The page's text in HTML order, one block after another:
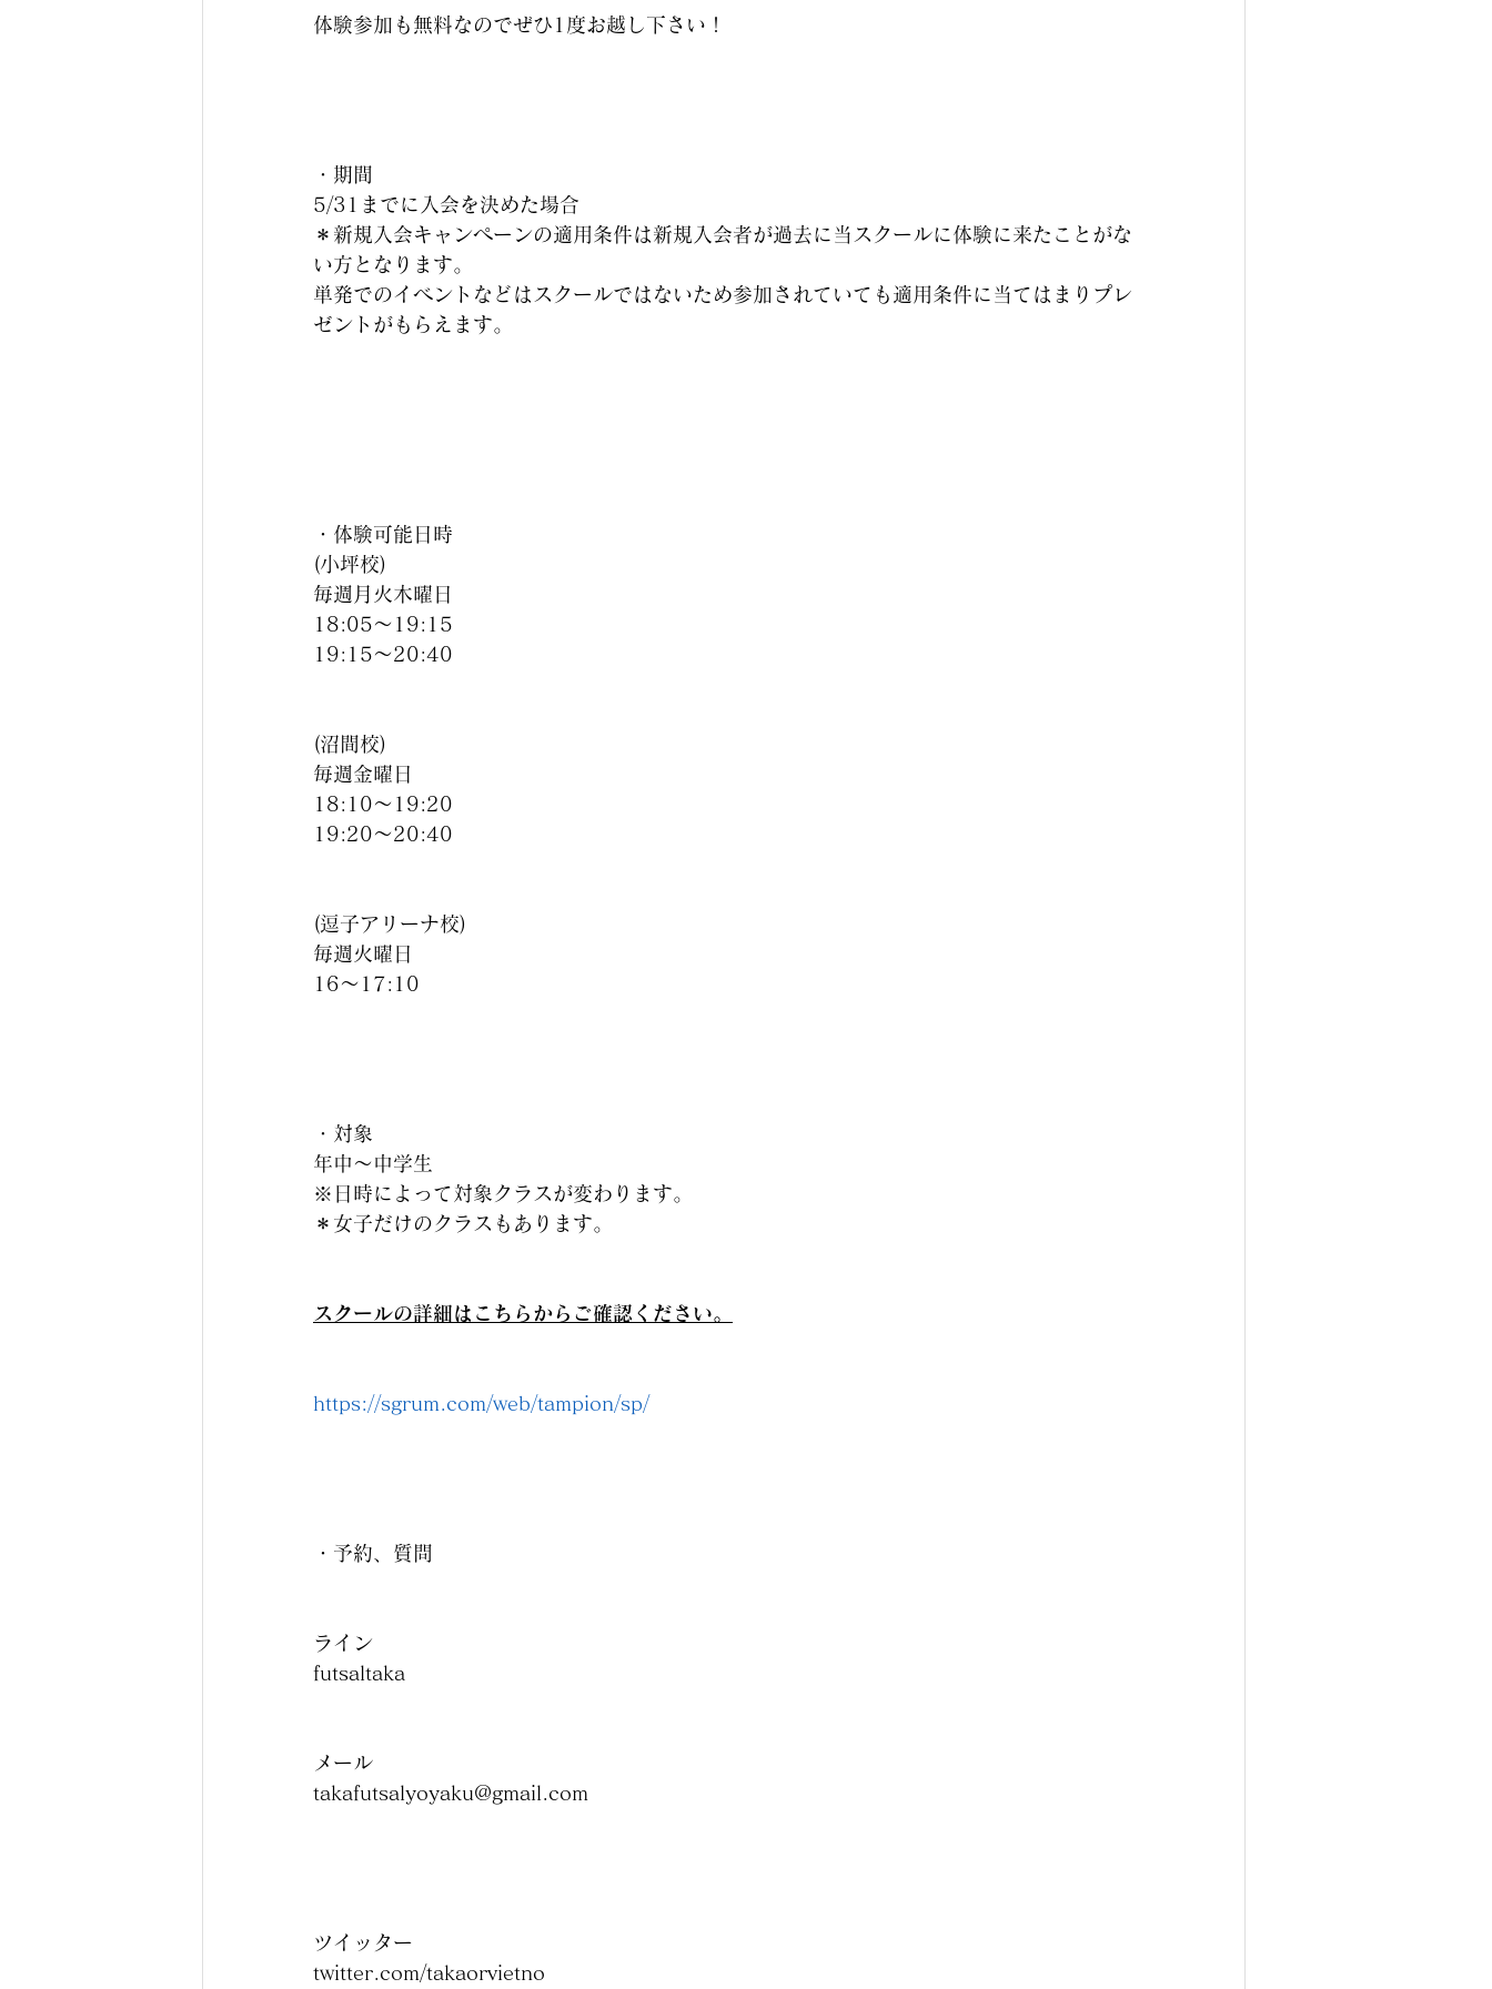
体験参加も無料なのでぜひ1度お越し下さい！
・期間
5/31までに入会を決めた場合
＊新規入会キャンペーンの適用条件は新規入会者が過去に当スクールに体験に来たことがな
い方となります。
単発でのイベントなどはスクールではないため参加されていても適用条件に当てはまりプレ
ゼントがもらえます。
・体験可能日時
(小坪校)
毎週月火木曜日
18:05〜19:15
19:15〜20:40
(沼間校)
毎週金曜日
18:10〜19:20
19:20〜20:40
(逗子アリーナ校)
毎週火曜日
16〜17:10
・対象
年中〜中学生
※日時によって対象クラスが変わります。
＊女子だけのクラスもあります。
スクールの詳細はこちらからご確認ください。
https://sgrum.com/web/tampion/sp/
・予約、質問
ライン
futsaltaka
メール
takafutsalyoyaku@gmail.com
ツイッター
twitter.com/takaorvietno